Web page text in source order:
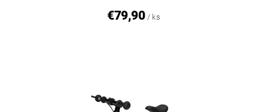
€79,90 / ks